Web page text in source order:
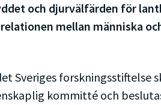
och djurvälfärden för
mellan människa
Sveriges forskningsstiftelse
kommitté och